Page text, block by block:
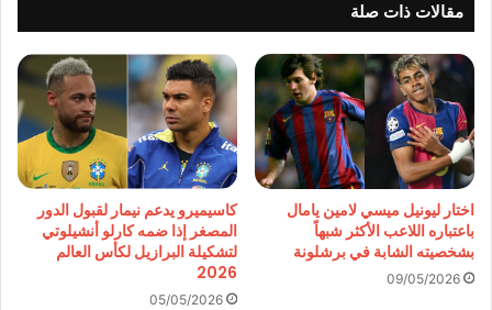
مقالات ذات صلة
اختار ليونيل ميسي لامين يامال
باعتباره اللاعب الأكثر شبهاً
بشخصيته الشابة في برشلونة
09/05/2026
كاسيميرو يدعم نيمار لقبول الدور
المصغر إذا ضمه كارلو أنشيلوتي
لتشكيلة البرازيل لكأس العالم
2026
05/05/2026